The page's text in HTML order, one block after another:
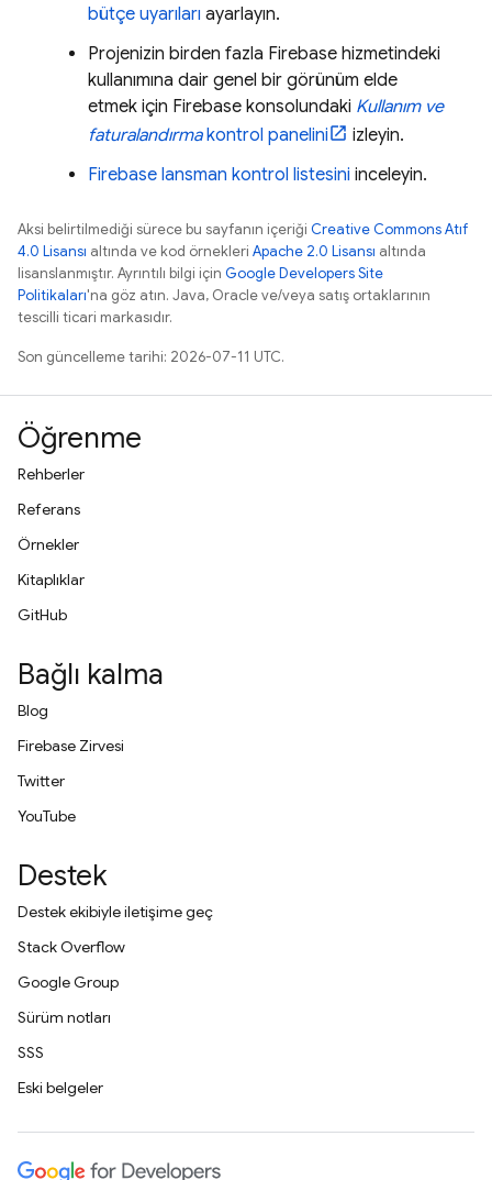
bütçe uyarıları ayarlayın.
Projenizin birden fazla Firebase hizmetindeki
kullanımına dair genel bir görünüm elde
etmek için Firebase konsolundaki Kullanım ve
faturalandırmakontrol panelini
izleyin.
Firebase lansman kontrol listesini inceleyin.
Aksi belirtilmediği sürece bu sayfanın içeriği Creative Commons Atıf
4.0 Lisansı altında ve kod örnekleri Apache 2.0 Lisansı altında
lisanslanmıştır. Ayrıntılı bilgi için Google Developers Site
Politikaları'na göz atın. Java, Oracle ve/veya satış ortaklarının
tescilli ticari markasıdır.
Son güncelleme tarihi: 2026-07-11 UTC.
Öğrenme
Rehberler
Referans
Örnekler
Kitaplıklar
GitHub
Bağlı kalma
Blog
Firebase Zirvesi
Twitter
YouTube
Destek
Destek ekibiyle iletişime geç
Stack Overflow
Google Group
Sürüm notları
SSS
Eski belgeler